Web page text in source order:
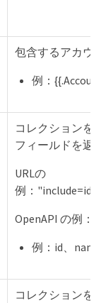
包含するアカウ
例：
コレクションを
フィールドを返
URLの
例："include=id"
OpenAPI の例：
例：id、
コレクションを